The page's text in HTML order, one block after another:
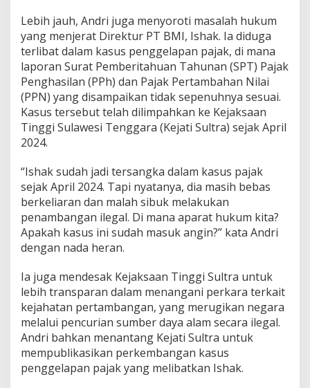
n
d
a
k
Lebih jauh, Andri juga menyoroti masalah hukum
yang menjerat Direktur PT BMI, Ishak. Ia diduga
terlibat dalam kasus penggelapan pajak, di mana
laporan Surat Pemberitahuan Tahunan (SPT) Pajak
Penghasilan (PPh) dan Pajak Pertambahan Nilai
(PPN) yang disampaikan tidak sepenuhnya sesuai.
Kasus tersebut telah dilimpahkan ke Kejaksaan
Tinggi Sulawesi Tenggara (Kejati Sultra) sejak April
2024.
“Ishak sudah jadi tersangka dalam kasus pajak
sejak April 2024. Tapi nyatanya, dia masih bebas
berkeliaran dan malah sibuk melakukan
penambangan ilegal. Di mana aparat hukum kita?
Apakah kasus ini sudah masuk angin?” kata Andri
dengan nada heran.
Ia juga mendesak Kejaksaan Tinggi Sultra untuk
lebih transparan dalam menangani perkara terkait
kejahatan pertambangan, yang merugikan negara
melalui pencurian sumber daya alam secara ilegal.
Andri bahkan menantang Kejati Sultra untuk
mempublikasikan perkembangan kasus
penggelapan pajak yang melibatkan Ishak.